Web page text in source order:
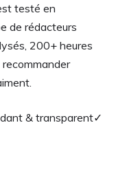
testé en
de rédacteurs
200+ heures
& transparent✓